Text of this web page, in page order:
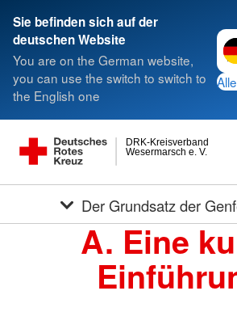
Sie befinden sich auf der
deutschen Website
You are on the German website,
you can use the switch to switch to
the English one
Wesermarsch e. V.
DRK-Kreisverband
Der Grundsatz der
A. Eine